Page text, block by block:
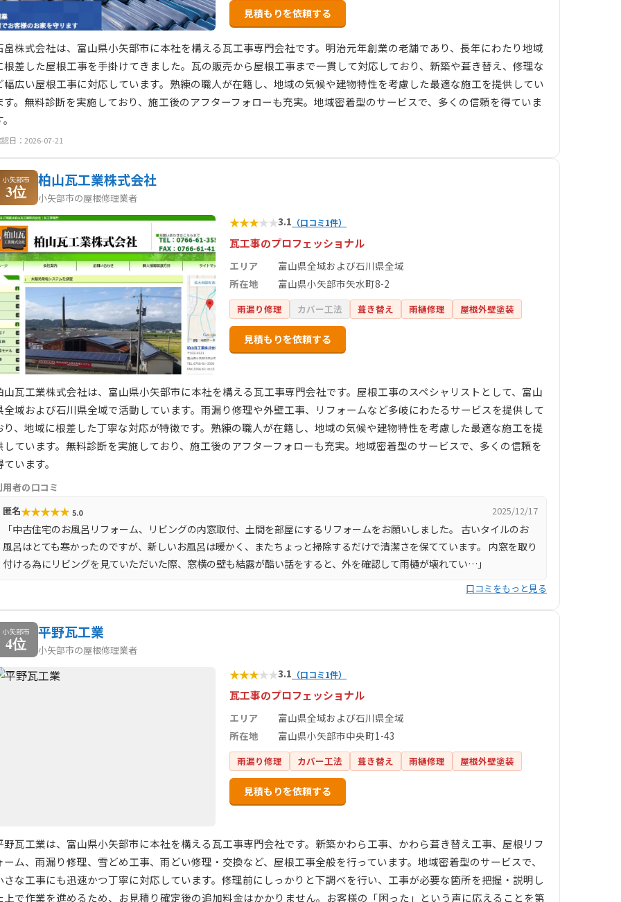
見積もりを依頼する
畠株式会社は、富山県小矢部市に本社を構える瓦工事専門会社です。明治元年創業の老舗であり、長年にわたり地域
根差した屋根工事を手掛けてきました。瓦の販売から屋根工事まで一貫して対応しており、新築や葺き替え、修理な
幅広い屋根工事に対応しています。熟練の職人が在籍し、地域の気候や建物特性を考慮した最適な施工を提供してい
す。無料診断を実施しており、施工後のアフターフォローも充実。地域密着型のサービスで、多くの信頼を得ていま
日：2026-07-21
小矢部市
3位
柏山瓦工業株式会社
小矢部市の屋根修理業者
★★★★★3.1 （口コミ1件）
瓦工事のプロフェッショナル
エリア
富山県全域および石川県全域
所在地
富山県小矢部市矢水町8-2
雨漏り修理 カバー工法 葺き替え 雨樋修理 屋根外壁塗装
見積もりを依頼する
山瓦工業株式会社は、富山県小矢部市に本社を構える瓦工事専門会社です。屋根工事のスペシャリストとして、富山
全域および石川県全域で活動しています。雨漏り修理や外壁工事、リフォームなど多岐にわたるサービスを提供して
り、地域に根差した丁寧な対応が特徴です。熟練の職人が在籍し、地域の気候や建物特性を考慮した最適な施工を提
しています。無料診断を実施しており、施工後のアフターフォローも充実。地域密着型のサービスで、多くの信頼を
ています。
用者の口コミ
匿名★★★★★ 5.0 2025/12/17
「中古住宅のお風呂リフォーム、リビングの内窓取付、土間を部屋にするリフォームをお願いしました。 古いタイルのお
風呂はとても寒かったのですが、新しいお風呂は暖かく、またちょっと掃除するだけで清潔さを保てています。 内窓を取り
付ける為にリビングを見ていただいた際、窓横の壁も結露が酷い話をすると、外を確認して雨樋が壊れてい…」
口コミをもっと見る
小矢部市
4位
平野瓦工業
小矢部市の屋根修理業者
★★★★★3.1 （口コミ1件）
瓦工事のプロフェッショナル
エリア
富山県全域および石川県全域
所在地
富山県小矢部市中央町1-43
雨漏り修理 カバー工法 葺き替え 雨樋修理 屋根外壁塗装
見積もりを依頼する
野瓦工業は、富山県小矢部市に本社を構える瓦工事専門会社です。新築かわら工事、かわら葺き替え工事、屋根リフ
ーム、雨漏り修理、雪どめ工事、雨どい修理・交換など、屋根工事全般を行っています。地域密着型のサービスで、
さな工事にも迅速かつ丁寧に対応しています。修理前にしっかりと下調べを行い、工事が必要な箇所を把握・説明し
上で作業を進めるため、お見積り確定後の追加料金はかかりません。お客様の「困った」という声に応えることを第